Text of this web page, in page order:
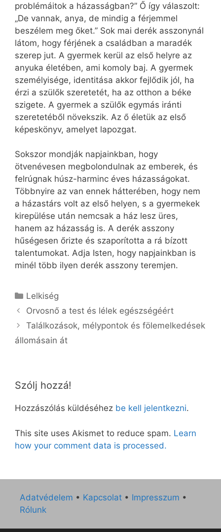
problémáitok a házasságban?” Ő így válaszolt:
„De vannak, anya, de mindig a férjemmel
beszélem meg őket.” Sok mai derék asszonynál
látom, hogy férjének a családban a maradék
szerep jut. A gyermek kerül az első helyre az
anyuka életében, ami komoly baj. A gyermek
személyisége, identitása akkor fejlődik jól, ha
érzi a szülők szeretetét, ha az otthon a béke
szigete. A gyermek a szülők egymás iránti
szeretetéből növekszik. Az ő életük az első
képeskönyv, amelyet lapozgat.
Sokszor mondják napjainkban, hogy
ötvenévesen megbolondulnak az emberek, és
felrúgnak húsz-harminc éves házasságokat.
Többnyire az van ennek hátterében, hogy nem
a házastárs volt az első helyen, s a gyermekek
kirepülése után nemcsak a ház lesz üres,
hanem az házasság is. A derék asszony
hűségesen őrizte és szaporította a rá bízott
talentumokat. Adja Isten, hogy napjainkban is
minél több ilyen derék asszony teremjen.
Kategória
Lelkiség
Orvosnő a test és lélek egészségéért
Találkozások, mélypontok és fölemelkedések
állomásain át
Szólj hozzá!
Hozzászólás küldéséhez be kell jelentkezni.
This site uses Akismet to reduce spam. Learn
how your comment data is processed.
Adatvédelem • Kapcsolat • Impresszum •
Rólunk